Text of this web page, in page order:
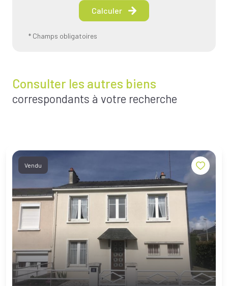
Calculer
* Champs obligatoires
Consulter les autres biens
correspondants à votre recherche
Vendu